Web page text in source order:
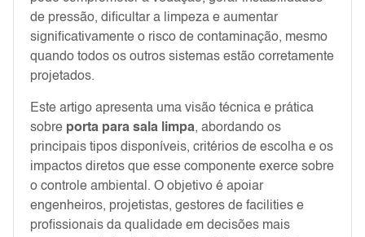
de pressão, dificultar a limpeza e aumentar
significativamente o risco de contaminação, mesmo
quando todos os outros sistemas estão corretamente
projetados.
Este artigo apresenta uma visão técnica e prática
sobre porta para sala limpa, abordando os
principais tipos disponíveis, critérios de escolha e os
impactos diretos que esse componente exerce sobre
o controle ambiental. O objetivo é apoiar
engenheiros, projetistas, gestores de facilities e
profissionais da qualidade em decisões mais